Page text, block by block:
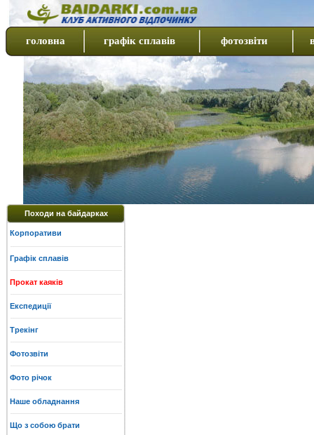
головна графік сплавів фотозвіти
Походи на байдарках
Корпоративи
Графік сплавів
Прокат каяків
Експедиції
Трекінг
Фотозвіти
Фото річок
Наше обладнання
Що з собою брати